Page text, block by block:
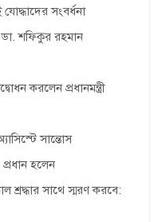
সংবর্ধনা
শফিকুর রহমান
করলেন প্রধানমন্ত্রী
সান্তোস
প্রধান হলেন
শ্রদ্ধার সাথে স্মরণ করবে: